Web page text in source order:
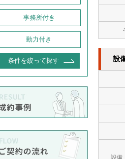
設
設備
事務所付き
動力付き
条件を絞って探す